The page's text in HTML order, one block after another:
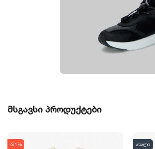
მსგავსი პროდუქტები
-31%
ახალი